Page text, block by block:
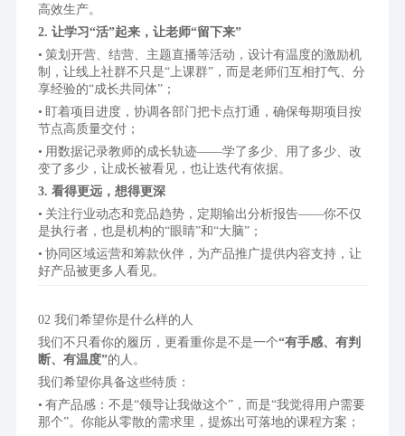
高效生产。
2. 让学习“活”起来，让老师“留下来”
策划开营、结营、主题直播等活动，设计有温度的激励机
制，让线上社群不只是“上课群”，而是老师们互相打气、分
享经验的“成长共同体”；
盯着项目进度，协调各部门把卡点打通，确保每期项目按
节点高质量交付；
用数据记录教师的成长轨迹——学了多少、用了多少、改
变了多少，让成长被看见，也让迭代有依据。
3. 看得更远，想得更深
关注行业动态和竞品趋势，定期输出分析报告——你不仅
是执行者，也是机构的“眼睛”和“大脑”；
协同区域运营和筹款伙伴，为产品推广提供内容支持，让
好产品被更多人看见。
02 我们希望你是什么样的人
我们不只看你的履历，更看重你是不是一个“有手感、有判
断、有温度”的人。
我们希望你具备这些特质：
有产品感：不是“领导让我做这个”，而是“我觉得用户需要
那个”。你能从零散的需求里，提炼出可落地的课程方案；